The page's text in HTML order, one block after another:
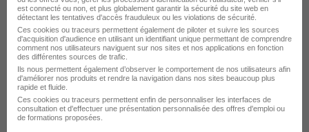
Chargé de Missions Qualité
Opérationnelle H/F
Flines-lez-Raches - 59 CDI
Cette offre n’est plus disponible depuis le 29/12/25
est connecté ou non, et plus globalement garantir la sécurité du site web en
détectant les tentatives d'accès frauduleux ou les violations de sécurité.
Ces cookies ou traceurs permettent également de piloter et suivre les sources
d'acquisition d'audience en utilisant un identifiant unique permettant de comprendre
comment nos utilisateurs naviguent sur nos sites et nos applications en fonction
des différentes sources de trafic.
Ils nous permettent également d’observer le comportement de nos utilisateurs afin
d'améliorer nos produits et rendre la navigation dans nos sites beaucoup plus
rapide et fluide.
Ces cookies ou traceurs permettent enfin de personnaliser les interfaces de
consultation et d'effectuer une présentation personnalisée des offres d'emploi ou
de formations proposées.